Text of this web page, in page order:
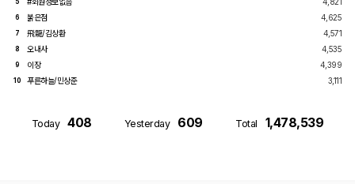
6 붉은점 4,625
7 飛龍/김상환 4,571
8 오내사 4,535
9 이장 4,399
10 푸른하늘/민상준 3,111
Today 408 Yesterday 609 Total 1,478,539